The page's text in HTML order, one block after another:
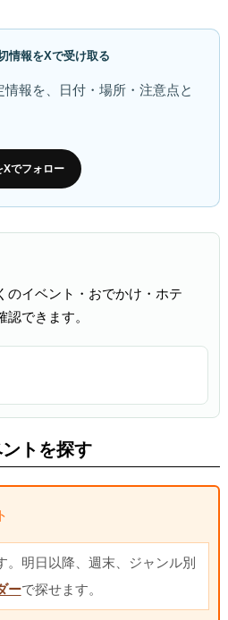
情報をXで受け取る
報を、日付・場所・注意点と
Xでフォロー
のイベント・おでかけ・ホテ
できます。
トを探す
。明日以降、週末、ジャンル別
ーで探せます。